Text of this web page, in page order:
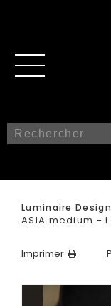
Luminaire Design
ASIA medium -
Imprimer